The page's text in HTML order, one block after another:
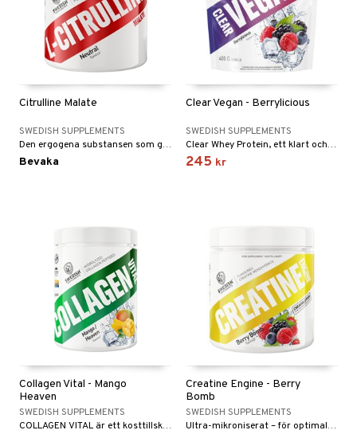
Citrulline Malate
SWEDISH SUPPLEMENTS
Den ergogena substansen som ger ökat blodflöde och pump till dina muskler under träning.
Bevaka
Clear Vegan - Berrylicious
SWEDISH SUPPLEMENTS
Clear Whey Protein, ett klart och uppfriskande proteindryckspulver baserat på ärtpeptid.
245 kr
Collagen Vital - Mango
Heaven
SWEDISH SUPPLEMENTS
COLLAGEN VITAL är ett kosttillskott speciellt för Hår, Hud & Naglar med himmelskt goda smaker.
Creatine Engine - Berry
Bomb
SWEDISH SUPPLEMENTS
Ultra-mikroniserat – för optimal blandbarhet och upptag och smaksatt för en god dryckesupplevelse